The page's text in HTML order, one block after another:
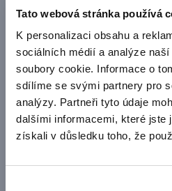
Tato webová stránka používá
K personalizaci obsahu a
sociálních médií a analýze
soubory cookie. Informace o
sdílíme se svými partnery pro
analýzy. Partneři tyto údaje
dalšími informacemi, které jste
získali v důsledku toho, že
0
Led 26Úno 26Bře 26Dub 26
24h
1 %
0 % 0
16 %